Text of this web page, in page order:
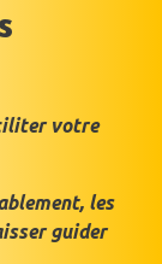
votre
les
guider